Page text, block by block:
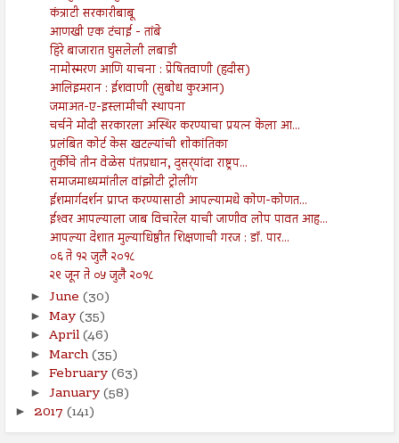
कंत्राटी सरकारीबाबू
आणखी एक टंचाई - तांबे
हिरे बाजारात घुसलेली लबाडी
नामोस्मरण आणि याचना : प्रेषितवाणी (हदीस)
आलिइमरान : ईशवाणी (सुबोध कुरआन)
जमाअत-ए-इस्लामीची स्थापना
चर्चने मोदी सरकारला अस्थिर करण्याचा प्रयत्न केला आ...
प्रलंबित कोर्ट केस खटल्यांची शोकांतिका
तुर्कीचे तीन वेळेस पंतप्रधान, दुसर्‍यांदा राष्ट्रप...
समाजमाध्यमांतील वांझोटी ट्रोलींग
ईशमार्गदर्शन प्राप्त करण्यासाठी आपल्यामधे कोण-कोणत...
ईश्‍वर आपल्याला जाब विचारेल याची जाणीव लोप पावत आह...
आपल्या देशात मुल्याधिष्ठीत शिक्षणाची गरज : डॉ. पार...
०६ ते १२ जुलै २०१८
२९ जून ते ०५ जुलै २०१८
► June (30)
► May(35)
► April(46)
► March(35)
► February(63)
► January(58)
► 2017 (141)